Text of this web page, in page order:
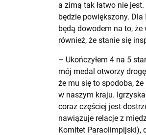
a zimą tak łatwo nie
będzie powiększony.
będą dowodem na to,
również, że stanie się
– Ukończyłem 4 na 5
mój medal otworzy
że mu się to spodoba,
w naszym kraju.
coraz częściej jest
nawiązuje relacje z
Komitet Paraolimpijski),